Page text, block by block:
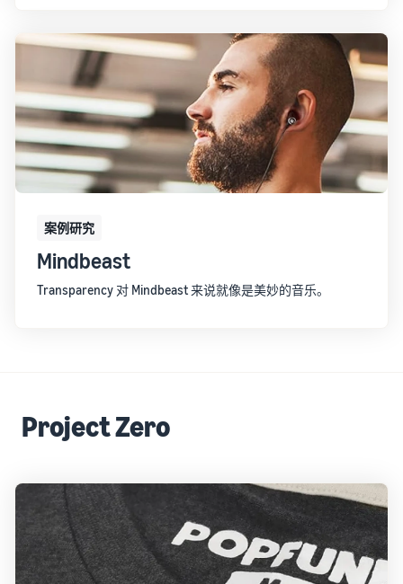
案例研究
Mindbeast
Transparency 对 Mindbeast 来说就像是美妙的音乐。
Project Zero